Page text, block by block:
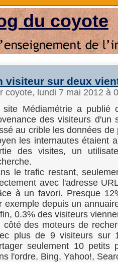
du coyote
visiteur sur deux
coyote, lundi 7 mai 2012 à
site Médiamétrie a publié
des visiteurs d'un
au crible les données
les internautes étaient
des visites, un
le trafic restant,
avec l'adresse
à un favori. Presque
exemple depuis un
0.3% des visiteurs
côté des moteurs de
plus de 9 visiteurs sur
seulement 10 petits
l'ordre, Bing, Yahoo!,